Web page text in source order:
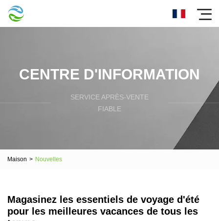
CENTRE D'INFORMATION
SERVICE APRÈS-VENTE
FIABLE
Maison > Nouvelles
Magasinez les essentiels de voyage d'été
pour les meilleures vacances de tous les